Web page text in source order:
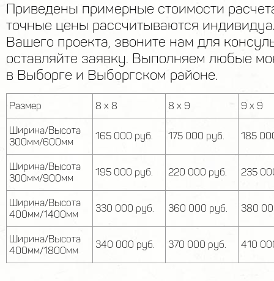
Приведены примерные стоимости
точные цены рассчитываются
Вашего проекта, звоните нам для
оставляйте заявку. Выполняем любые
в Выборге и Выборгском районе.
Размер 8 x 8 8 x 9 9 x 9
Ширина/Высота
300мм/600мм
165 000 руб. 175 000 руб. 185
Ширина/Высота
300мм/900мм
195 000 руб. 220 000 руб. 235
Ширина/Высота
400мм/1400мм
330 000 руб. 360 000 руб. 380
Ширина/Высота
400мм/1800мм
340 000 руб. 370 000 руб. 410